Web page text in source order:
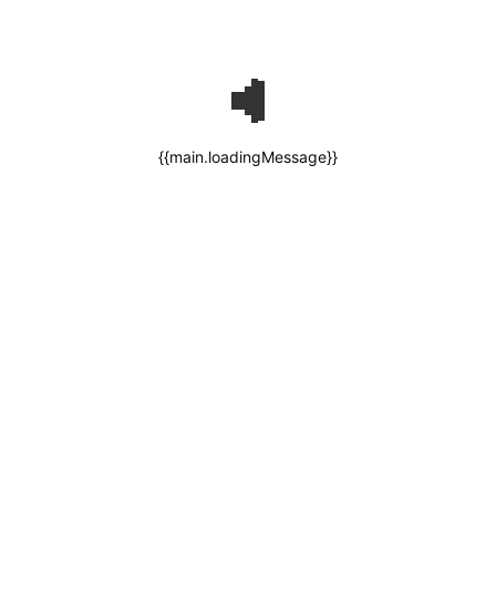
{{main.loadingMessage}}